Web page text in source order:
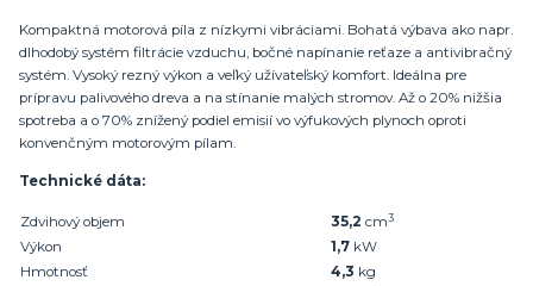
Kompaktná motorová píla z nízkymi vibráciami. Bohatá výbava ako napr.
dlhodobý systém filtrácie vzduchu, bočné napínanie reťaze a antivibračný
systém. Vysoký rezný výkon a veľký užívateľský komfort. Ideálna pre
prípravu palivového dreva a na stínanie malých stromov. Až o 20% nižšia
spotreba a o 70% znížený podiel emisií vo výfukových plynoch oproti
konvenčným motorovým pílam.
Technické dáta:
Zdvihový objem 35,2 cm3
Výkon 1,7 kW
Hmotnosť
4,3 kg